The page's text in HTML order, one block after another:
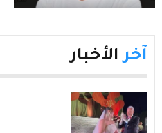
آخر الأخبار